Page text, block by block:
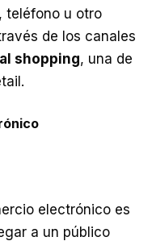
teléfono u otro
de los canales
shopping, una de
electrónico es
a un público